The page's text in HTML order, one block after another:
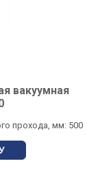
вакуумная
прохода, мм: 500